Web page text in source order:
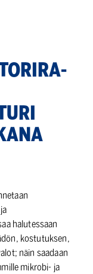
halutessaan
kostutuksen,
näin saadaan
mikrobi- ja